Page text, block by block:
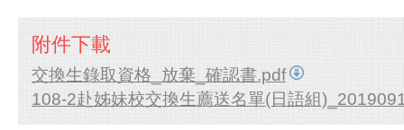
附件下載
交換生錄取資格_放棄_確認書.pdf
108-2赴姊妹校交換生薦送名單(日語組